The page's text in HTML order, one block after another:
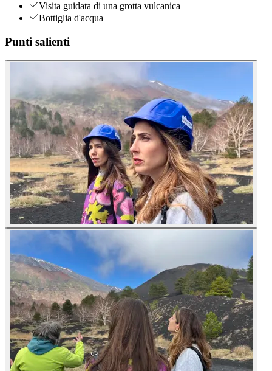
Visita guidata di una grotta vulcanica
Bottiglia d'acqua
Punti salienti